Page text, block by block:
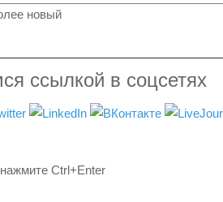
новый
ссылкой в соцсетях
Ctrl+Enter